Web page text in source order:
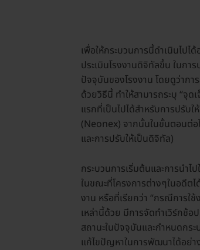
เพื่อให้กระบวนการนี้ดำเนินไป
ประเมินโรงงานดิจิทัลขึ้น ในกา
ปัจจุบันของโรงงาน โดยดูว่ากา
ด้วยวิธีนี้ ทำให้สามารถระบุ “จุ
แรกที่เป็นไปได้สำหรับการปรับ
(Neonex) จากนั้นในขั้นตอนต่
และการปรับให้เป็นดิจิทัล)
กระบวนการเริ่มต้นและการนำ
ในขณะที่โครงการต่างๆในอดีต
งาน หรือที่เรียกว่า “กรณีการใ
เหล่านี้ด้วย มีการจัดทำเวิร์กช้
สถานะในปัจจุบันและกำหนดกร
แก้ไขปัญหาในการพัฒนาได้อย่า